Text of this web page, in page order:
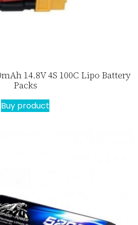
14.8V 4S 100C Lipo Battery
Packs
Buy product